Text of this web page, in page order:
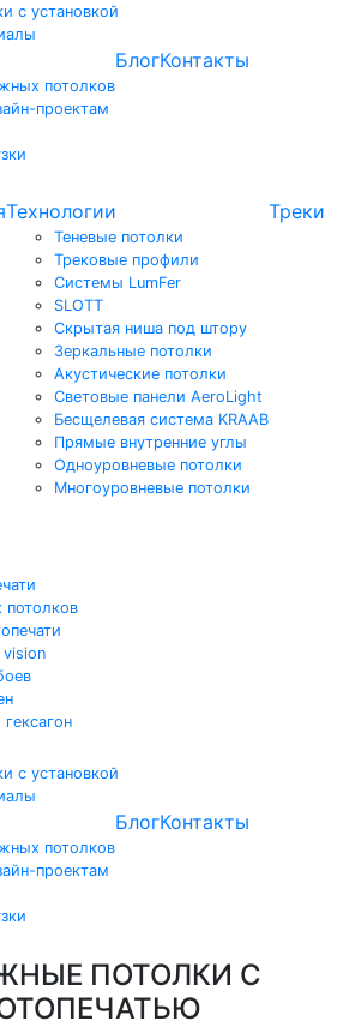
с установкой
потолков
проектам
БлогКонтакты
Технологии
Теневые потолки
Трековые профили
Системы LumFer
SLOTT
Скрытая ниша под штору
Зеркальные потолки
Акустические потолки
Световые панели AeroLight
Бесщелевая система KRAAB
Прямые внутренние углы
Одноуровневые потолки
Многоуровневые потолки
Треки
потолков
vision
с установкой
потолков
проектам
БлогКонтакты
ПОТОЛКИ С